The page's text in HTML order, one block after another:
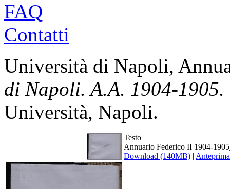
FAQ
Contatti
Università di Napoli,
di Napoli. A.A. 1904-1905.
Università, Napoli.
Testo
Annuario Federico II 1904-
Download (140MB) | Anteprima